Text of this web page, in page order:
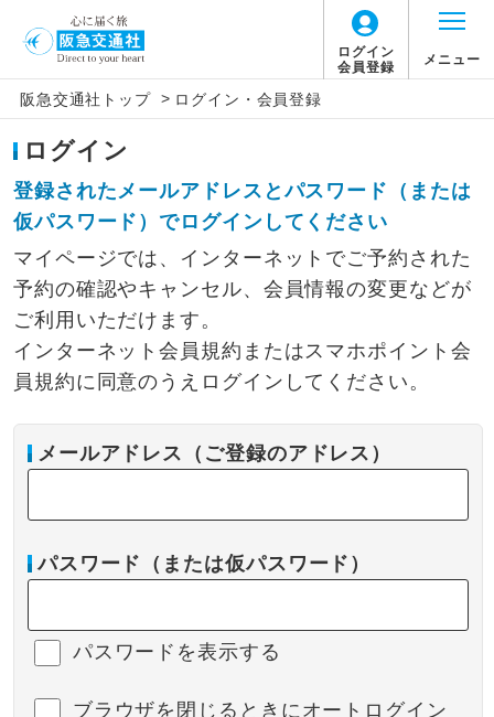
ログイン
会員登録
メニュー
阪急交通社トップ > ログイン・会員登録
ログイン
登録されたメールアドレスとパスワード（または
仮パスワード）でログインしてください
マイページでは、インターネットでご予約された
予約の確認やキャンセル、会員情報の変更などが
ご利用いただけます。
インターネット会員規約またはスマホポイント会
員規約に同意のうえログインしてください。
メールアドレス（ご登録のアドレス）
パスワード（または仮パスワード）
パスワードを表示する
ブラウザを閉じるときにオートログイン